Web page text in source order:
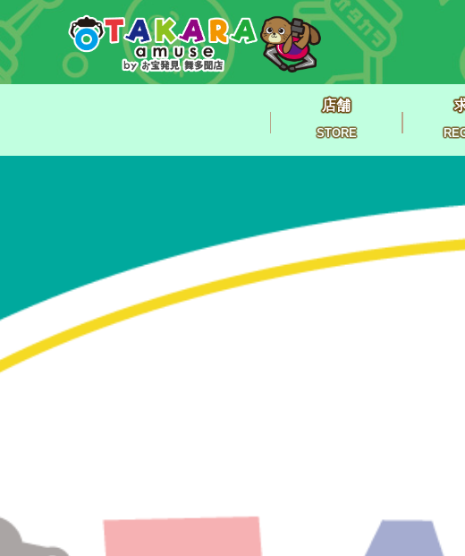
店舗
STORE